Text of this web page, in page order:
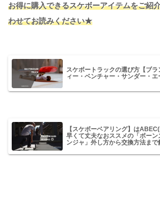
お得に購入できるスケボーアイテムをご紹
わせてお読みください★
スケボートラックの選び方【ブ
ィー・ベンチャー・サンダー・
【スケボーベアリング】は
早くて丈夫なおススメの「ボー
ンジャ」外し方から交換方法まで